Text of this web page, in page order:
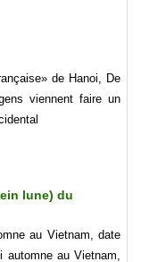
de Hanoi, De
viennent faire un
lune) du
au Vietnam, date
au Vietnam,